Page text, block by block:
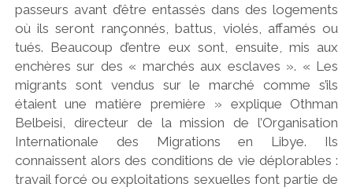
passeurs avant d’être entassés dans des logements
où ils seront rançonnés, battus, violés, affamés ou
tués. Beaucoup d’entre eux sont, ensuite, mis aux
enchères sur des « marchés aux esclaves ». « Les
migrants sont vendus sur le marché comme s’ils
étaient une matière première » explique Othman
Belbeisi, directeur de la mission de l’Organisation
Internationale des Migrations en Libye. Ils
connaissent alors des conditions de vie déplorables :
travail forcé ou exploitations sexuelles font partie de